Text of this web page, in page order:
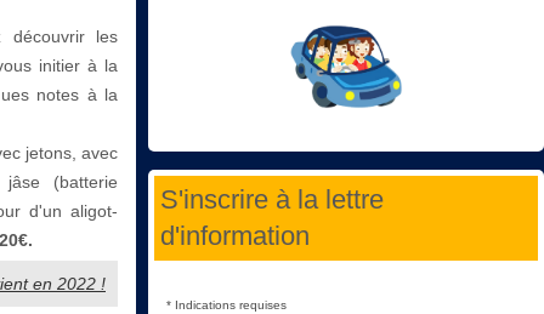
découvrir les
initier à la
notes à la
jetons, avec
(batterie
d'un aligot-
en 2022 !
S'inscrire à la lettre
d'information
* Indications requises